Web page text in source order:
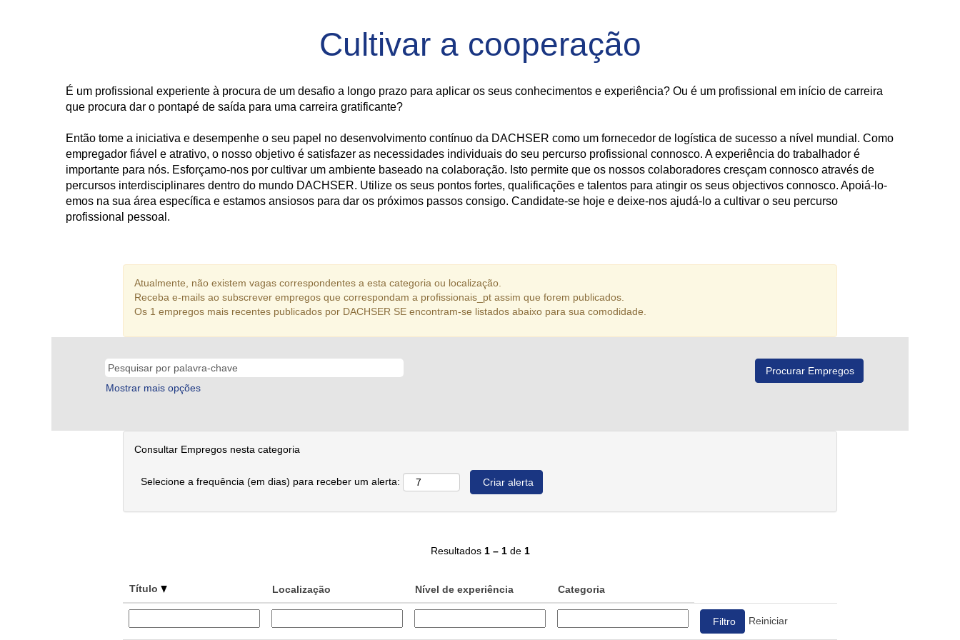
Cultivar a cooperação
É um profissional experiente à procura de um desafio a longo prazo para aplicar os seus conhecimentos e experiência? Ou é um profissional em início de carreira
que procura dar o pontapé de saída para uma carreira gratificante?
Então tome a iniciativa e desempenhe o seu papel no desenvolvimento contínuo da DACHSER como um fornecedor de logística de sucesso a nível mundial. Como
empregador fiável e atrativo, o nosso objetivo é satisfazer as necessidades individuais do seu percurso profissional connosco. A experiência do trabalhador é
importante para nós. Esforçamo-nos por cultivar um ambiente baseado na colaboração. Isto permite que os nossos colaboradores cresçam connosco através de
percursos interdisciplinares dentro do mundo DACHSER. Utilize os seus pontos fortes, qualificações e talentos para atingir os seus objectivos connosco. Apoiá-lo-
emos na sua área específica e estamos ansiosos para dar os próximos passos consigo. Candidate-se hoje e deixe-nos ajudá-lo a cultivar o seu percurso
profissional pessoal.
Atualmente, não existem vagas correspondentes a esta categoria ou localização.
Receba e-mails ao subscrever empregos que correspondam a profissionais_pt assim que forem publicados.
Os 1 empregos mais recentes publicados por DACHSER SE encontram-se listados abaixo para sua comodidade.
Mostrar mais opções
Consultar Empregos nesta categoria
Selecione a frequência (em dias) para receber um alerta:
Resultados 1 – 1de 1
Título Localização Nível de experiência Categoria
Reiniciar